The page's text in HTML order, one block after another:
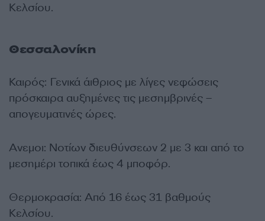
Κελσίου.
Θεσσαλονίκη
Καιρός: Γενικά άιθριος με λίγες νεφώσεις
πρόσκαιρα αυξημένες τις μεσημβρινές –
απογευματινές ώρες.
Ανεμοι: Νοτίων διευθύνσεων 2 με 3 και από το
μεσημέρι τοπικά έως 4 μποφόρ.
Θερμοκρασία: Από 16 έως 31 βαθμούς
Κελσίου.